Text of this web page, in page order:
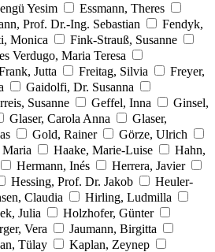
Yesim
Essmann, Theres
Prof. Dr.-Ing. Sebastian
Fendyk,
Monica
Fink-Strauß, Susanne
Verdugo, Maria Teresa
Jutta Freitag, Silvia
Freyer,
Gaidolfi, Dr. Susanna
Susanne Geffel, Inna
Ginsel,
Glaser, Carola Anna
Glaser,
Gold, Rainer
Görze, Ulrich
Haake, Marie-Luise
Hahn,
Hermann, Inés
Herrera, Javier
Hessing, Prof. Dr. Jakob
Heuler-
Claudia
Hirling, Ludmilla
Julia
Holzhofer, Günter
Vera
Jaumann, Birgitta
Tülay
Kaplan, Zeynep